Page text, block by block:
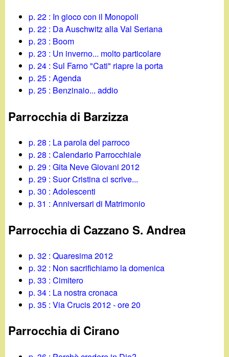
p. 22 : In gioco con il Monopoli
p. 22 : Da Auschwitz alla Val Seriana
p. 23 : Boom
p. 23 : Un inverno... molto particolare
p. 24 : Sul Farno "Cati" riapre la porta
p. 25 : Agenda
p. 25 : Benzinaio... addio
Parrocchia di Barzizza
p. 28 : La parola del parroco
p. 28 : Calendario Parrocchiale
p. 29 : Gita Neve Giovani 2012
p. 29 : Suor Cristina ci scrive...
p. 30 : Adolescenti
p. 31 : Anniversari di Matrimonio
Parrocchia di Cazzano S. Andrea
p. 32 : Quaresima 2012
p. 32 : Non sacrifichiamo la domenica
p. 33 : Cimitero
p. 34 : La nostra cronaca
p. 35 : Via Crucis 2012 - ore 20
Parrocchia di Cirano